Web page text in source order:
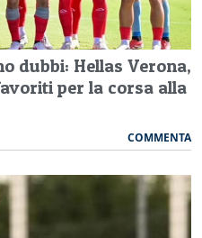
dubbi: Hellas Verona,
per la corsa alla
COMMENTA